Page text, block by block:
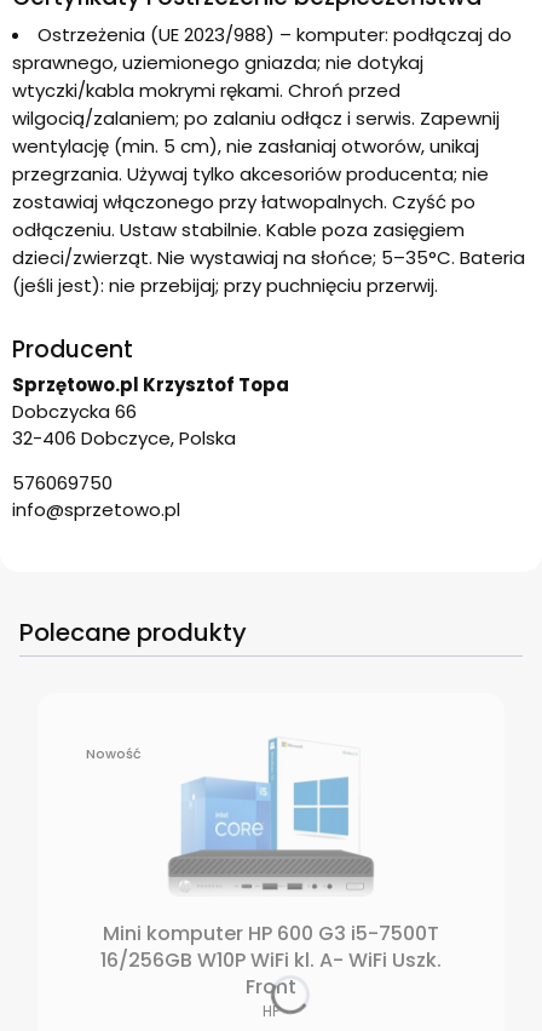
Ostrzeżenia (UE 2023/988) – komputer: podłączaj do
sprawnego, uziemionego gniazda; nie dotykaj
wtyczki/kabla mokrymi rękami. Chroń przed
wilgocią/zalaniem; po zalaniu odłącz i serwis. Zapewnij
wentylację (min. 5 cm), nie zasłaniaj otworów, unikaj
przegrzania. Używaj tylko akcesoriów producenta; nie
zostawiaj włączonego przy łatwopalnych. Czyść po
odłączeniu. Ustaw stabilnie. Kable poza zasięgiem
dzieci/zwierząt. Nie wystawiaj na słońce; 5–35°C. Bateria
(jeśli jest): nie przebijaj; przy puchnięciu przerwij.
Producent
Sprzętowo.pl Krzysztof Topa
Dobczycka 66
32-406 Dobczyce, Polska
576069750
info@sprzetowo.pl
Polecane produkty
Nowość
Mini komputer HP 600 G3 i5-7500T
16/256GB W10P WiFi kl. A- WiFi Uszk.
Front
PRODUCENT
HP